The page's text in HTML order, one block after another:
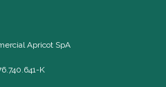
Apricot SpA
K